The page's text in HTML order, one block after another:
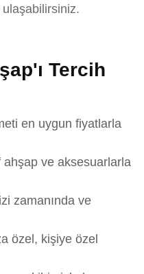
Tercih
en uygun fiyatlarla
ahşap ve aksesuarlarla
zamanında ve
özel, kişiye özel